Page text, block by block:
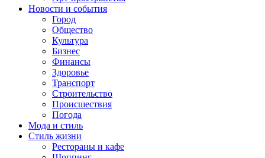
Новости и события
Город
Общество
Культура
Бизнес
Финансы
Здоровье
Транспорт
Строительство
Происшествия
Погода
Мода и стиль
Стиль жизни
Рестораны и кафе